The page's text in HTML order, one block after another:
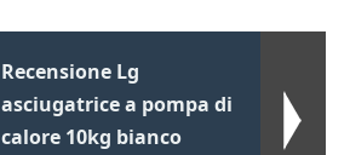
Recensione Lg
asciugatrice a pompa di
calore 10kg bianco